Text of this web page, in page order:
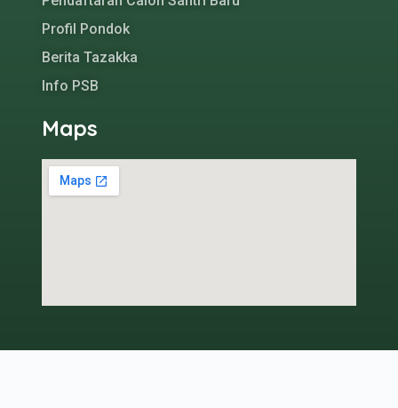
Profil Pondok
Berita Tazakka
Info PSB
Maps